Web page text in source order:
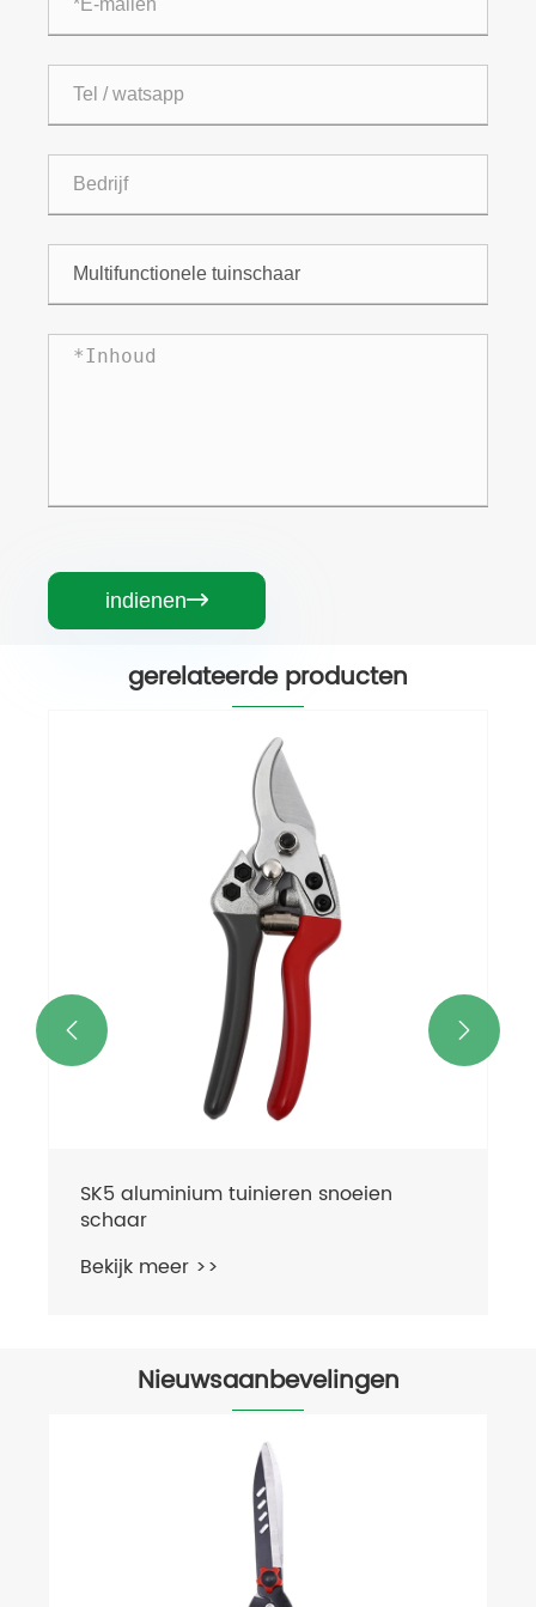
indienen
gerelateerde producten
Duurzame tuin snoeien schaar
Bekijk meer >>
 
Nieuwsaanbevelingen
Wat zijn de voordelen van het snoeien
van shears van huishoudens?
Bekijk meer >>